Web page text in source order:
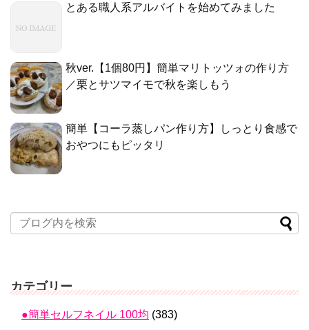
とある職人系アルバイトを始めてみました
秋ver.【1個80円】簡単マリトッツォの作り方
／栗とサツマイモで秋を楽しもう
簡単【コーラ蒸しパン作り方】しっとり食感で
おやつにもピッタリ
カテゴリー
●簡単セルフネイル 100均 (383)